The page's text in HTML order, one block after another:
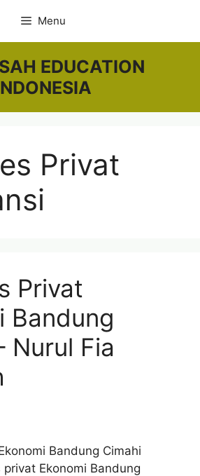
Menu
EDUCATION
Privat
Privat
Bandung
Nurul Fia
Bandung Cimahi
Ekonomi Bandung